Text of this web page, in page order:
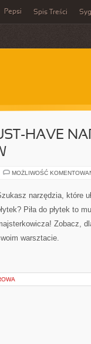
Pepsi Spis Treści
HAVE
MOŻLIWOŚĆ
narzędzia, które
Piła do płytek to
Zobacz,
warsztacie.